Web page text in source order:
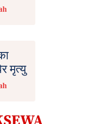
मृत्यु